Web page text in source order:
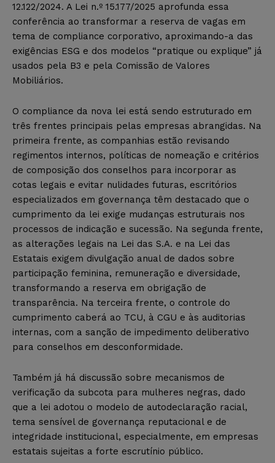
12.122/2024. A Lei n.º 15.177/2025 aprofunda essa
conferência ao transformar a reserva de vagas em
tema de compliance corporativo, aproximando-a das
exigências ESG e dos modelos “pratique ou explique” já
usados pela B3 e pela Comissão de Valores
Mobiliários.
O compliance da nova lei está sendo estruturado em
três frentes principais pelas empresas abrangidas. Na
primeira frente, as companhias estão revisando
regimentos internos, políticas de nomeação e critérios
de composição dos conselhos para incorporar as
cotas legais e evitar nulidades futuras, escritórios
especializados em governança têm destacado que o
cumprimento da lei exige mudanças estruturais nos
processos de indicação e sucessão. Na segunda frente,
as alterações legais na Lei das S.A. e na Lei das
Estatais exigem divulgação anual de dados sobre
participação feminina, remuneração e diversidade,
transformando a reserva em obrigação de
transparência. Na terceira frente, o controle do
cumprimento caberá ao TCU, à CGU e às auditorias
internas, com a sanção de impedimento deliberativo
para conselhos em desconformidade.
Também já há discussão sobre mecanismos de
verificação da subcota para mulheres negras, dado
que a lei adotou o modelo de autodeclaração racial,
tema sensível de governança reputacional e de
integridade institucional, especialmente, em empresas
estatais sujeitas a forte escrutínio público.